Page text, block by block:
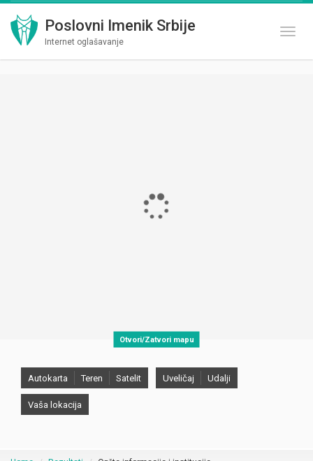
Poslovni Imenik Srbije
Internet oglašavanje
Otvori/Zatvori mapu
Autokarta Teren Satelit Uveličaj Udalji
Vaša lokacija